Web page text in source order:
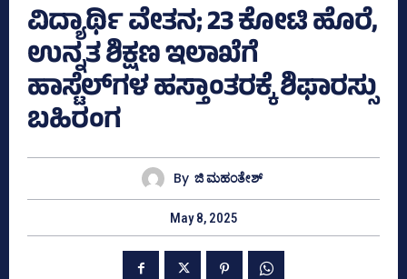
ವಿದ್ಯಾರ್ಥಿ ವೇತನ; 23 ಕೋಟಿ ಹೊರೆ,
ಉನ್ನತ ಶಿಕ್ಷಣ ಇಲಾಖೆಗೆ
ಹಾಸ್ಟೆಲ್‌ಗಳ ಹಸ್ತಾಂತರಕ್ಕೆ ಶಿಫಾರಸ್ಸು
ಬಹಿರಂಗ
By ಜಿ ಮಹಂತೇಶ್
May 8, 2025